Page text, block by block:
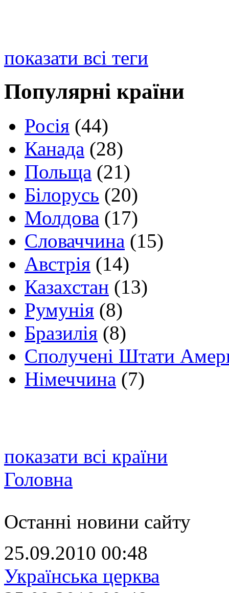
показати всі теги
Популярні країни
Росія (44)
Канада (28)
Польща (21)
Білорусь (20)
Молдова (17)
Словаччина (15)
Австрія (14)
Казахстан (13)
Румунія (8)
Бразилія (8)
Сполучені Штати
Німеччина (7)
показати всі країни
Головна
Останні новини сайту
25.09.2010 00:48
Українська церква